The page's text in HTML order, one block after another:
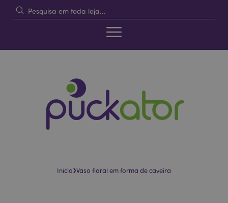
Início›Vaso floral em forma de caveira